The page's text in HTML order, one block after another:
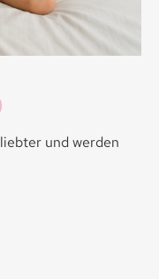
und werden